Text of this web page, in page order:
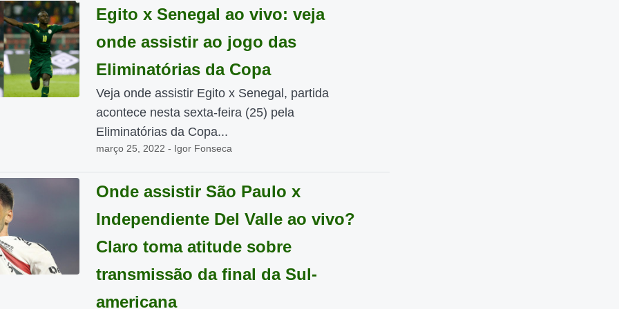
Egito x Senegal ao vivo: veja
onde assistir ao jogo das
Eliminatórias da Copa
Veja onde assistir Egito x Senegal, partida
acontece nesta sexta-feira (25) pela
Eliminatórias da Copa...
março 25, 2022 - Igor Fonseca
Onde assistir São Paulo x
Independiente Del Valle ao vivo?
Claro toma atitude sobre
transmissão da final da Sul-
americana